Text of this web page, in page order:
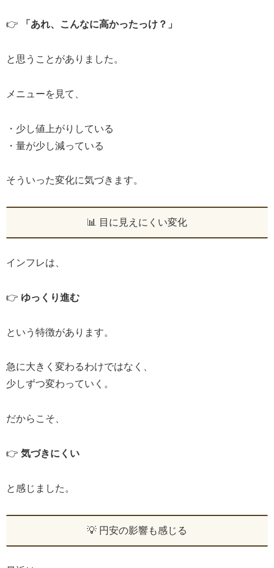
👉 「あれ、こんなに高かったっけ？」
と思うことがありました。
メニューを見て、
・少し値上がりしている
・量が少し減っている
そういった変化に気づきます。
📊 目に見えにくい変化
インフレは、
👉 ゆっくり進む
という特徴があります。
急に大きく変わるわけではなく、
少しずつ変わっていく。
だからこそ、
👉 気づきにくい
と感じました。
💡 円安の影響も感じる